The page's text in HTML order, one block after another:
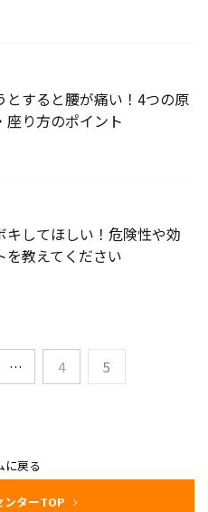
とすると腰が痛い！4つの原
座り方のポイント
キしてほしい！危険性や効
を教えてください
… 4 5
に戻る
ンターTOP